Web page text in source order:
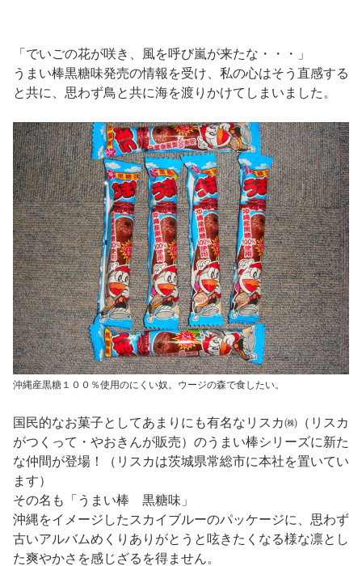
「でいごの花が咲き、風を呼び嵐が来たな・・・」
うまい棒黒糖味発売の情報を受け、私の心はそう直感する
と共に、思わず鳥と共に海を渡りかけてしまいました。
沖縄産黒糖１００％使用のにくい奴。ウージの森で食したい。
国民的なお菓子としてあまりにも有名なリスカ㈱（リスカ
がつくって・やおきんが販売）のうまい棒シリーズに新た
な仲間が登場！（リスカは茨城県常総市に本社を置いてい
ます）
その名も「うまい棒 黒糖味」
沖縄をイメージしたスカイブルーのパッケージに、思わず
古いアルバムめくりありがとうと呟きたくなる様な凛とし
た爽やかさを感じざるを得ません。